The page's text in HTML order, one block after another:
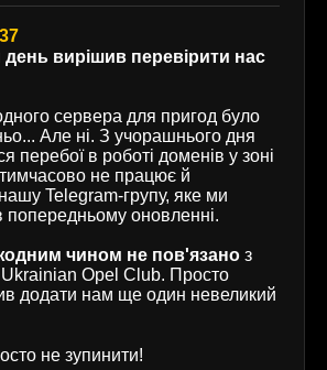
вирішив перевірити нас
сервера для пригод було
Але ні. З учорашнього дня
перебої в роботі доменів у зоні
не працює й
Telegram-групу, яке ми
попередньому оновленні.
чином не пов'язано з
Opel Club. Просто
додати нам ще один невеликий
не зупинити!